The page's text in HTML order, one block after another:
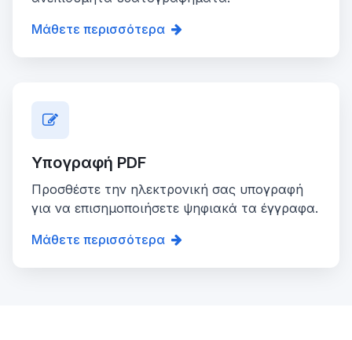
Μάθετε περισσότερα
Υπογραφή PDF
Προσθέστε την ηλεκτρονική σας υπογραφή
για να επισημοποιήσετε ψηφιακά τα έγγραφα.
Μάθετε περισσότερα